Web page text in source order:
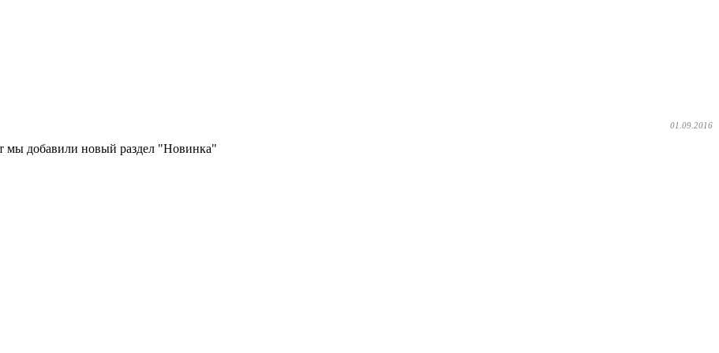
01.09.2016
мы добавили новый раздел "Новинка"